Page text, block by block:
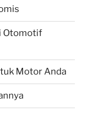
Otomotif
Motor Anda